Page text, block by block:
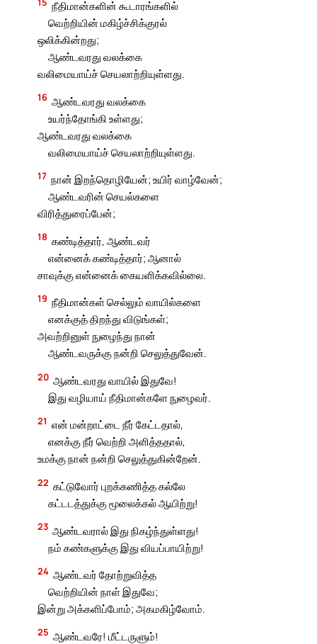
நீதிமான்களின் கூடாரங்களில்
வெற்றியின் மகிழ்ச்சிக்குரல்
ஒலிக்கின்றது;
ஆண்டவரது வலக்கை
வலிமையாய்ச் செயலாற்றியுள்ளது.
16 ஆண்டவரது வலக்கை
உயர்ந்தோங்கி உள்ளது;
ஆண்டவரது வலக்கை
வலிமையாய்ச் செயலாற்றியுள்ளது.
17 நான் இறந்தொழியேன்; உயிர் வாழ்வேன்;
ஆண்டவரின் செயல்களை
விரித்துரைப்பேன்;
18 கண்டித்தார், ஆண்டவர்
என்னைக் கண்டித்தார்; ஆனால்
சாவுக்கு என்னைக் கையளிக்கவில்லை.
19 நீதிமான்கள் செல்லும் வாயில்களை
எனக்குத் திறந்து விடுங்கள்;
அவற்றினுள் நுழைந்து நான்
ஆண்டவருக்கு நன்றி செலுத்துவேன்.
20 ஆண்டவரது வாயில் இதுவே!
இது வழியாய் நீதிமான்களே நுழைவர்.
21 என் மன்றாட்டை நீர் கேட்டதால்,
எனக்கு நீர் வெற்றி அளித்ததால்,
உமக்கு நான் நன்றி செலுத்துகின்றேன்.
22 கட்டுவோர் புறக்கணித்த கல்லே
கட்டடத்துக்கு மூலைக்கல் ஆயிற்று!
23 ஆண்டவரால் இது நிகழ்ந்துள்ளது!
நம் கண்களுக்கு இது வியப்பாயிற்று!
24 ஆண்டவர் தோற்றுவித்த
வெற்றியின் நாள் இதுவே;
இன்று அக்களிப்போம்; அகமகிழ்வோம்.
25 ஆண்டவரே! மீட்டருளும்!